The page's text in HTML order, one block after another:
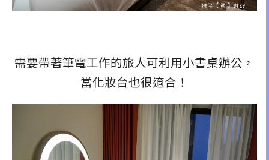
需要帶著筆電工作的旅人可利用小書桌辦公，
當化妝台也很適合！